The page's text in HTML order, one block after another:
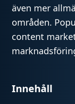
även mer
områden.
content
Innehåll